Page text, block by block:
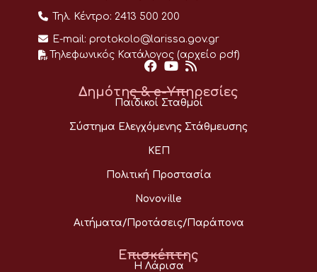
Τηλ. Κέντρο: 2413 500 200
E-mail: protokolo@larissa.gov.gr
Τηλεφωνικός Κατάλογος (αρχείο pdf)
Δημότης & e-Υπηρεσίες
Παιδικοί Σταθμοί
Σύστημα Ελεγχόμενης Στάθμευσης
ΚΕΠ
Πολιτική Προστασία
Novoville
Αιτήματα/Προτάσεις/Παράπονα
Επισκέπτης
Η Λάρισα